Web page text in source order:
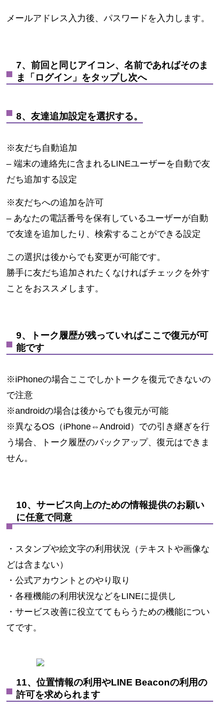
メールアドレス入力後、パスワードを入力します。
7、前回と同じアイコン、名前であればそのま
ま「ログイン」をタップし次へ
8、友達追加設定を選択する。
※友だち自動追加
– 端末の連絡先に含まれるLINEユーザーを自動で友
だち追加する設定
※友だちへの追加を許可
– あなたの電話番号を保有しているユーザーが自動
で友達を追加したり、検索することができる設定
この選択は後からでも変更が可能です。
勝手に友だち追加されたくなければチェックを外す
ことをおススメします。
9、トーク履歴が残っていればここで復元が可
能です
※iPhoneの場合ここでしかトークを復元できないの
で注意
※androidの場合は後からでも復元が可能
※異なるOS（iPhone⇔Android）での引き継ぎを行
う場合、
トーク履歴のバックアップ、復元はできま
せん。
10、サービス向上のための情報提供のお願い
に任意で同意
・スタンプや絵文字の利用状況（テキストや画像な
どは含まない）
・公式アカウントとのやり取り
・各種機能の利用状況などをLINEに提供し
・サービス改善に役立ててもらうための機能につい
てです。
11、位置情報の利用やLINE Beaconの利用の
許可を求められます